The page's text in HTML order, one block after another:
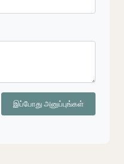
இப்போது அனுப்புங்கள்